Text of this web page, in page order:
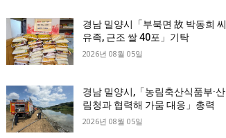
경남 밀양시「부북면 故 박동희 씨
유족, 근조 쌀 40포」기탁
2026년 08월 05일
경남 밀양시,「농림축산식품부·산
림청과 협력해 가뭄 대응」총력
2026년 08월 05일